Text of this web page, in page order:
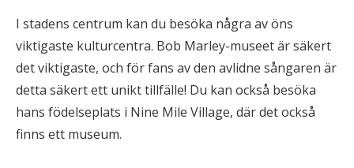
I stadens centrum kan du besöka några av öns
viktigaste kulturcentra. Bob Marley-museet är säkert
det viktigaste, och för fans av den avlidne sångaren är
detta säkert ett unikt tillfälle! Du kan också besöka
hans födelseplats i Nine Mile Village, där det också
finns ett museum.